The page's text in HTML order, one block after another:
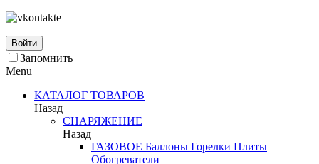
Войти
Запомнить
Menu
КАТАЛОГ ТОВАРОВ
Назад
СНАРЯЖЕНИЕ
Назад
ГАЗОВОЕ Баллоны Горелки Плиты
Обогреватели